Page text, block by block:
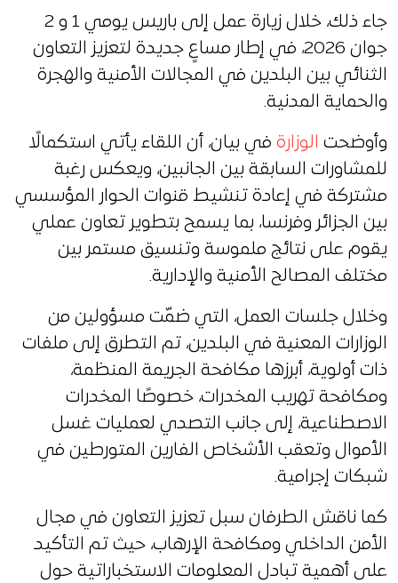
جاء ذلك، خلال زيارة عمل إلى باريس يومي 1 و 2
جوان 2026، في إطار مساعٍ جديدة لتعزيز التعاون
الثنائي بين البلدين في المجالات الأمنية والهجرة
والحماية المدنية.
وأوضحت الوزارة في بيان، أن اللقاء يأتي استكمالًا
للمشاورات السابقة بين الجانبين، ويعكس رغبة
مشتركة في إعادة تنشيط قنوات الحوار المؤسسي
بين الجزائر وفرنسا، بما يسمح بتطوير تعاون عملي
يقوم على نتائج ملموسة وتنسيق مستمر بين
مختلف المصالح الأمنية والإدارية.
وخلال جلسات العمل، التي ضمّت مسؤولين من
الوزارات المعنية في البلدين، تم التطرق إلى ملفات
ذات أولوية، أبرزها مكافحة الجريمة المنظمة،
ومكافحة تهريب المخدرات، خصوصًا المخدرات
الاصطناعية، إلى جانب التصدي لعمليات غسل
الأموال وتعقب الأشخاص الفارين المتورطين في
شبكات إجرامية.
كما ناقش الطرفان سبل تعزيز التعاون في مجال
الأمن الداخلي ومكافحة الإرهاب، حيث تم التأكيد
على أهمية تبادل المعلومات الاستخباراتية حول